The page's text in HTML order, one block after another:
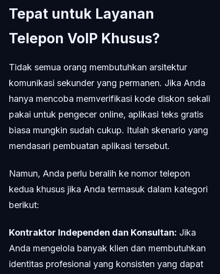
Tepat untuk Layanan
Telepon VoIP Khusus?
Tidak semua orang membutuhkan arsitektur
komunikasi sekunder yang permanen. Jika Anda
hanya mencoba memverifikasi kode diskon sekali
pakai untuk pengecer online, aplikasi teks gratis
biasa mungkin sudah cukup. Itulah skenario yang
mendasari pembuatan aplikasi tersebut.
Namun, Anda perlu beralih ke nomor telepon
kedua khusus jika Anda termasuk dalam kategori
berikut:
Kontraktor Independen dan Konsultan: Jika
Anda mengelola banyak klien dan membutuhkan
identitas profesional yang konsisten yang dapat